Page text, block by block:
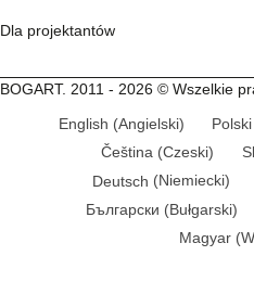
Dla projektantów
BOGART. 2011 - 2026 © Wszelkie
English (Angielski) Polski
Čeština (Czeski)
Deutsch (Niemiecki)
Български (Bułgarski)
Magyar(